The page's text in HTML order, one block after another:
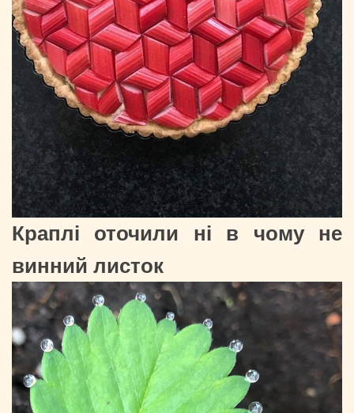
Краплі оточили ні в чому не
винний листок